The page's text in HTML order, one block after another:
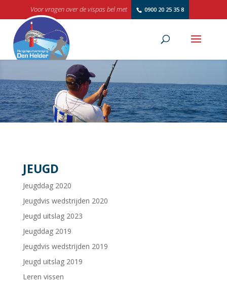
Voor vragen over de vispas bel met 0900 20 25 35 8
JEUGD
Jeugddag 2020
Jeugdvis wedstrijden 2020
Jeugd uitslag 2023
Jeugddag 2019
Jeugdvis wedstrijden 2019
Jeugd uitslag 2019
Leren vissen